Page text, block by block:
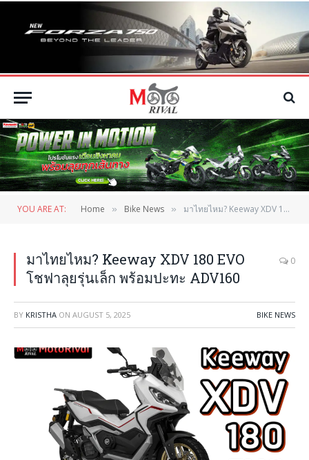
YOU ARE AT: Home » Bike News » มาไทยไหม? Keeway XDV 180 EVO โชฟาลุยรุ่นเล็ก พร้อมปะทะ ADV160
มาไทยไหม? Keeway XDV 180 EVO
โชฟาลุยรุ่นเล็ก พร้อมปะทะ ADV160
0
BY KRISTHA ON AUGUST 5, 2025 BIKE NEWS